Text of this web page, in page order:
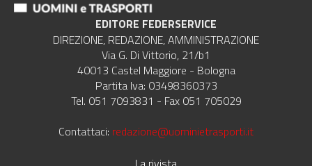
EDITORE FEDERSERVICE
DIREZIONE, REDAZIONE, AMMINISTRAZIONE
Via G. Di Vittorio, 21/b1
40013 Castel Maggiore - Bologna
Partita Iva: 03498360373
Tel. 051 7093831 - Fax 051 705029
Contattaci: redazione@uominietrasporti.it